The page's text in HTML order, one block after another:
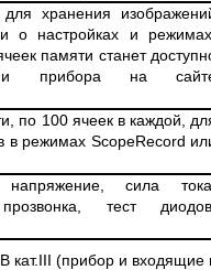
хранения
о настройках и
памяти станет
прибора на
по 100 ячеек в каждой,
в режимах ScopeRecord
напряжение, сила
тест
кат.III (прибор и входящие